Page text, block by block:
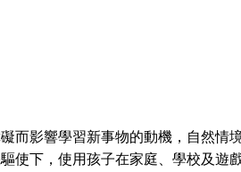
而影響學習新事物的動機，自然情
使下，使用孩子在家庭、學校及遊